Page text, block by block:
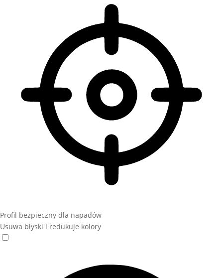
Profil bezpieczny dla napadów
Usuwa błyski i redukuje kolory